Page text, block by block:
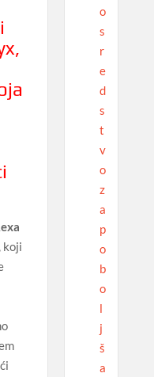
koji
o
s
r
e
d
s
t
v
o
z
a
p
o
b
o
l
j
š
a